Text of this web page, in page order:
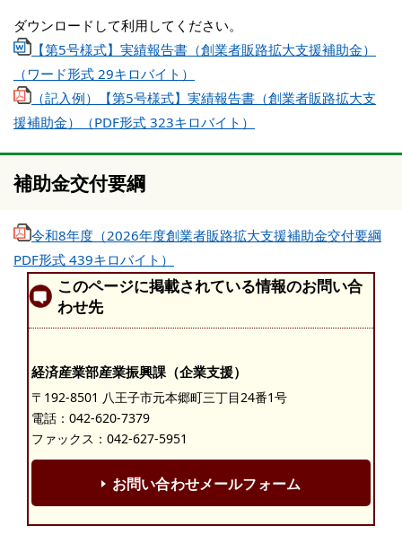
ダウンロードして利用してください。
【第5号様式】実績報告書（創業者販路拡大支援補助金）
（ワード形式 29キロバイト）
（記入例）【第5号様式】実績報告書（創業者販路拡大支
援補助金）（PDF形式 323キロバイト）
補助金交付要綱
令和8年度（2026年度創業者販路拡大支援補助金交付要綱
PDF形式 439キロバイト）
このページに掲載されている情報のお問い合
わせ先
経済産業部産業振興課（企業支援）
〒192-8501 八王子市元本郷町三丁目24番1号
電話： 042-620-7379
ファックス：042-627-5951
お問い合わせメールフォーム